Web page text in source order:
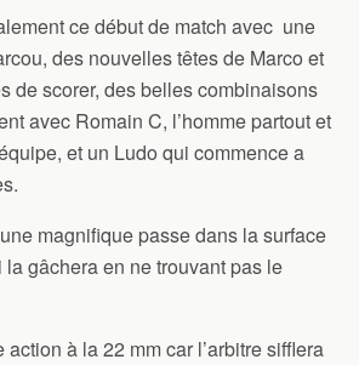
ce début de match avec une
des nouvelles têtes de Marco et
de scorer, des belles combinaisons
avec Romain C, l’homme partout et
et un Ludo qui commence a
magnifique passe dans la surface
gâchera en ne trouvant pas le
à la 22 mm car l’arbitre sifflera